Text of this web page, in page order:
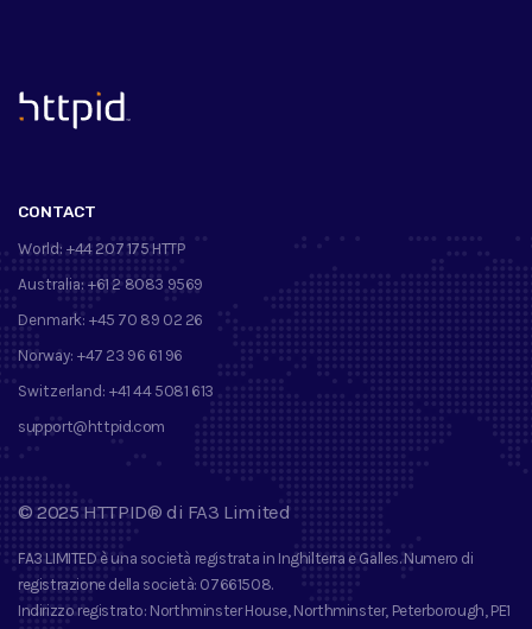
™
CONTACT
World: +44 207 175 HTTP
Australia: +61 2 8083 9569
Denmark: +45 70 89 02 26
Norway: +47 23 96 61 96
Switzerland: +41 44 5081 613
support@httpid.com
©2025 HTTPID®di FA3 Limited
FA3 LIMITED è una società registrata in Inghilterra e Galles. Numero di
registrazione della società: 07661508.
Indirizzo registrato: Northminster House, Northminster, Peterborough, PE1